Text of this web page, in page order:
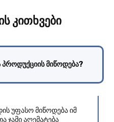
კითხვები
მიწოდება?
უფასო მიწოდება იმ
ჯამი აღემატება